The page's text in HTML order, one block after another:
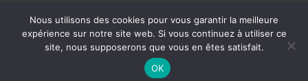
2018 © La Boutique Web des Animaux | Réalisé par
Nous utilisons des cookies pour vous garantir la meilleure
expérience sur notre site web. Si vous continuez à utiliser ce
site, nous supposerons que vous en êtes satisfait.
OK